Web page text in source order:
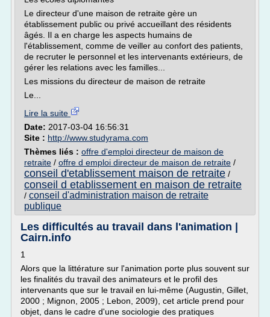
Le directeur d'une maison de retraite gère un
établissement public ou privé accueillant des résidents
âgés. Il a en charge les aspects humains de
l'établissement, comme de veiller au confort des patients,
de recruter le personnel et les intervenants extérieurs, de
gérer les relations avec les familles...
Les missions du directeur de maison de retraite
Le...
Lire la suite
Date: 2017-03-04 16:56:31
Site : http://www.studyrama.com
Thèmes liés : offre d'emploi directeur de maison de
retraite / offre d emploi directeur de maison de retraite /
conseil d'etablissement maison de retraite /
conseil d etablissement en maison de retraite
/ conseil d'administration maison de retraite
publique
Les difficultés au travail dans l'animation |
Cairn.info
1
Alors que la littérature sur l'animation porte plus souvent sur
les finalités du travail des animateurs et le profil des
intervenants que sur le travail en lui-même (Augustin, Gillet,
2000 ; Mignon, 2005 ; Lebon, 2009), cet article prend pour
objet, dans le cadre d'une sociologie des pratiques